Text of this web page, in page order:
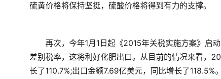
硫黄价格将保持坚挺，硫酸价格将得到有力的支撑。
再次，今年1月1日起《2015年关税实施方案》启
差别税率，这将利好化肥出口。从目前的情况来看，
长了110.7%;出口金额7.69亿美元，同比增长了